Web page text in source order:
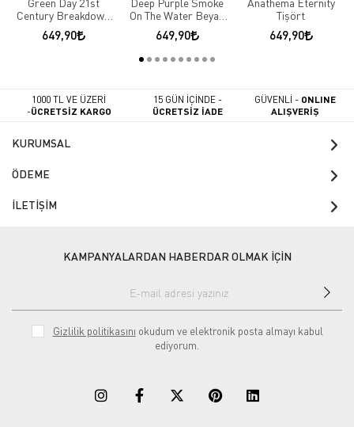
Green Day 21st
Century Breakdown
Tişört
649,90
Deep Purple Smoke
On The Water Beyaz
Tişört
649,90
Anathema Eternity
Tişört
649,90
1000 TL VE ÜZERİ
-ÜCRETSİZ KARGO
15 GÜN İÇİNDE -
ÜCRETSİZ İADE
GÜVENLİ - ONLINE
ALIŞVERİŞ
KURUMSAL
ÖDEME
İLETİŞİM
KAMPANYALARDAN HABERDAR OLMAK İÇİN
Gizlilik politikasını okudum ve elektronik posta almayı kabul
ediyorum.